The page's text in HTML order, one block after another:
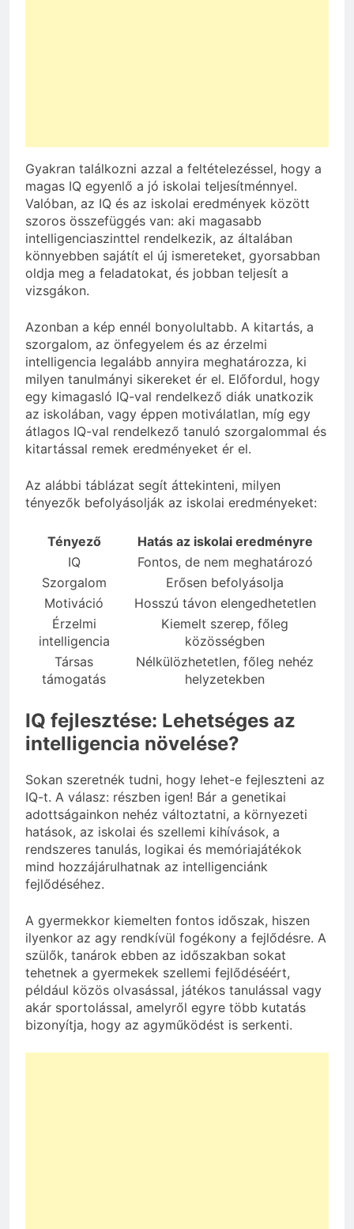
Gyakran találkozni azzal a feltételezéssel, hogy a
magas IQ egyenlő a jó iskolai teljesítménnyel.
Valóban, az IQ és az iskolai eredmények között
szoros összefüggés van: aki magasabb
intelligenciaszinttel rendelkezik, az általában
könnyebben sajátít el új ismereteket, gyorsabban
oldja meg a feladatokat, és jobban teljesít a
vizsgákon.
Azonban a kép ennél bonyolultabb. A kitartás, a
szorgalom, az önfegyelem és az érzelmi
intelligencia legalább annyira meghatározza, ki
milyen tanulmányi sikereket ér el. Előfordul, hogy
egy kimagasló IQ-val rendelkező diák unatkozik
az iskolában, vagy éppen motiválatlan, míg egy
átlagos IQ-val rendelkező tanuló szorgalommal és
kitartással remek eredményeket ér el.
Az alábbi táblázat segít áttekinteni, milyen
tényezők befolyásolják az iskolai eredményeket:
Tényező
Hatás az iskolai eredményre
IQ
Fontos, de nem meghatározó
Szorgalom
Erősen befolyásolja
Motiváció
Hosszú távon elengedhetetlen
Érzelmi
intelligencia
Kiemelt szerep, főleg
közösségben
Társas
támogatás
Nélkülözhetetlen, főleg nehéz
helyzetekben
IQ fejlesztése: Lehetséges az
intelligencia növelése?
Sokan szeretnék tudni, hogy lehet-e fejleszteni az
IQ-t. A válasz: részben igen! Bár a genetikai
adottságainkon nehéz változtatni, a környezeti
hatások, az iskolai és szellemi kihívások, a
rendszeres tanulás, logikai és memóriajátékok
mind hozzájárulhatnak az intelligenciánk
fejlődéséhez.
A gyermekkor kiemelten fontos időszak, hiszen
ilyenkor az agy rendkívül fogékony a fejlődésre. A
szülők, tanárok ebben az időszakban sokat
tehetnek a gyermekek szellemi fejlődéséért,
például közös olvasással, játékos tanulással vagy
akár sportolással, amelyről egyre több kutatás
bizonyítja, hogy az agyműködést is serkenti.